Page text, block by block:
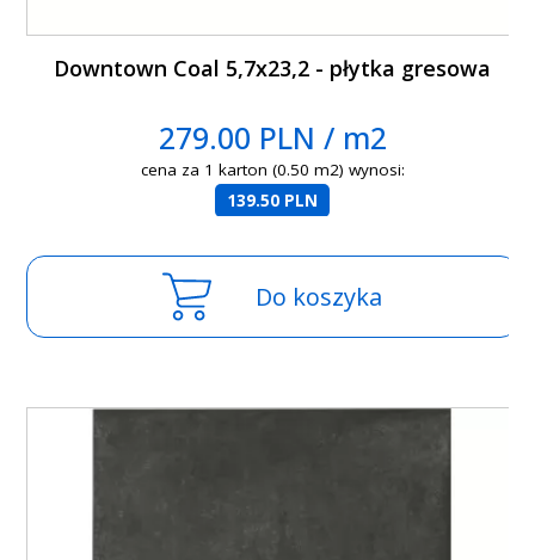
Downtown Coal 5,7x23,2 - płytka gresowa
279.00 PLN / m2
cena za 1 karton (0.50 m2) wynosi:
139.50 PLN
Do koszyka